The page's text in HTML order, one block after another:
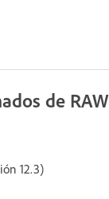
de RAW
12.3)